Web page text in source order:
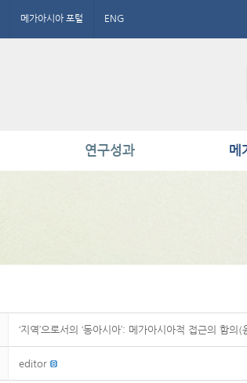
메가아시아 포털 ENG
연구성과 메
‘지역’으로서의 ‘동아시아’: 메가아시아적 접근의 함
editor